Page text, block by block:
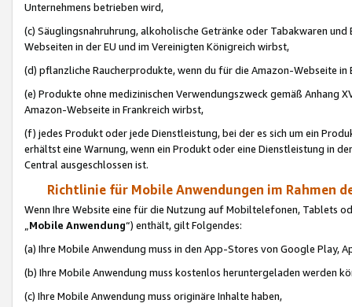
Unternehmens betrieben wird,
(c) Säuglingsnahruhrung, alkoholische Getränke oder Tabakwaren
Webseiten in der EU und im Vereinigten Königreich wirbst,
(d) pflanzliche Raucherprodukte, wenn du für die Amazon-Webseite in
(e) Produkte ohne medizinischen Verwendungszweck gemäß Anhang
Amazon-Webseite in Frankreich wirbst,
(f) jedes Produkt oder jede Dienstleistung, bei der es sich um ein
erhältst eine Warnung, wenn ein Produkt oder eine Dienstleistung in
Central ausgeschlossen ist.
Richtlinie für Mobile Anwendungen im Rahmen
Wenn Ihre Website eine für die Nutzung auf Mobiltelefonen, Tablets
„Mobile Anwendung“) enthält, gilt Folgendes:
(a) Ihre Mobile Anwendung muss in den App-Stores von Google Play,
(b) Ihre Mobile Anwendung muss kostenlos heruntergeladen werden
(c) Ihre Mobile Anwendung muss originäre Inhalte haben,